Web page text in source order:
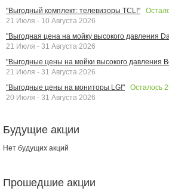
"Выгодный комплект: телевизоры TCL!"
21 Июля - 10 Августа 2026
"Выгодная цена на мойку высокого давления
21 Июля - 31 Августа 2026
"Выгодные цены на мойки высокого давления
21 Июля - 31 Августа 2026
"Выгодные цены на мониторы LG!"
Осталось
20 Июля - 31 Августа 2026
Будущие акции
Нет будущих акций
Прошедшие акции